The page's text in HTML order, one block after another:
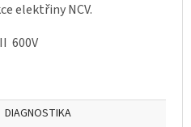
elektřiny NCV.
600V
DIAGNOSTIKA